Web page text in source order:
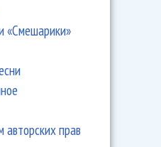
«Смешарики»
прав